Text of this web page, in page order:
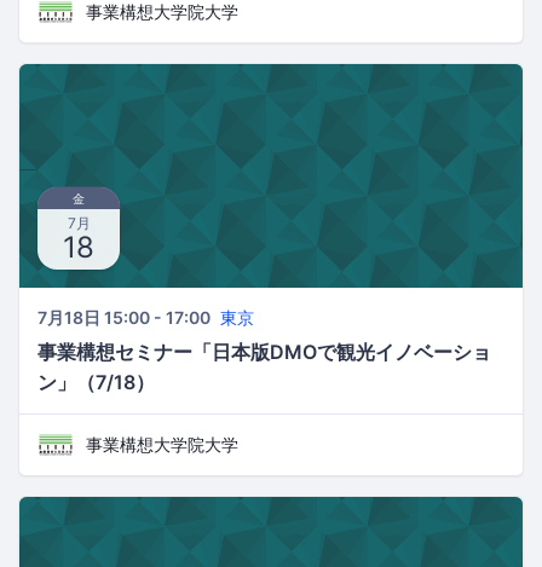
事業構想大学院大学
金
7月
18
7月18日 15:00 - 17:00 東京
事業構想セミナー「日本版DMOで観光イノベーショ
ン」（7/18）
事業構想大学院大学